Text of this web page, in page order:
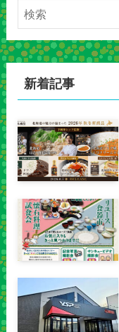
新着記事